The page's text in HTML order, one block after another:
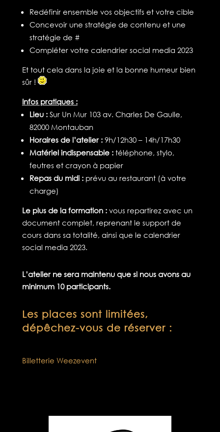
Redéfinir ensemble vos objectifs et votre cible
Concevoir une stratégie de contenu et une
stratégie de #
Compléter votre calendrier social media 2023
Et tout cela dans la joie et la bonne humeur bien
sûr !
Infos pratiques :
Lieu :Sur Un Mur 103 av. Charles De Gaulle,
82000 Montauban
Horaires de l’atelier :9h/12h30 – 14h/17h30
Matériel indispensable :téléphone, stylo,
feutres et crayon à papier
Repas du midi :prévu au restaurant (à votre
charge)
Le plus de la formation : vous repartirez avec un
document complet, reprenant le support de
cours dans sa totalité, ainsi que le calendrier
social media 2023.
L’atelier ne sera maintenu que si nous avons au
minimum 10 participants.
Les places sont limitées,
dépêchez-vous de réserver :
Billetterie Weezevent